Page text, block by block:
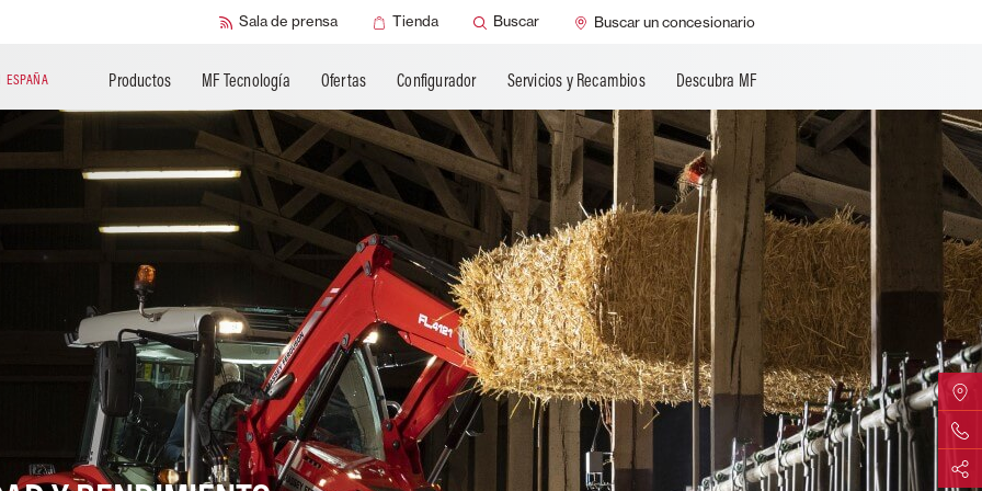
Sala de prensa Tienda Buscar Buscar un concesionario
ESPAÑA Productos MF Tecnología Ofertas Configurador Servicios y Recambios Descubra MF